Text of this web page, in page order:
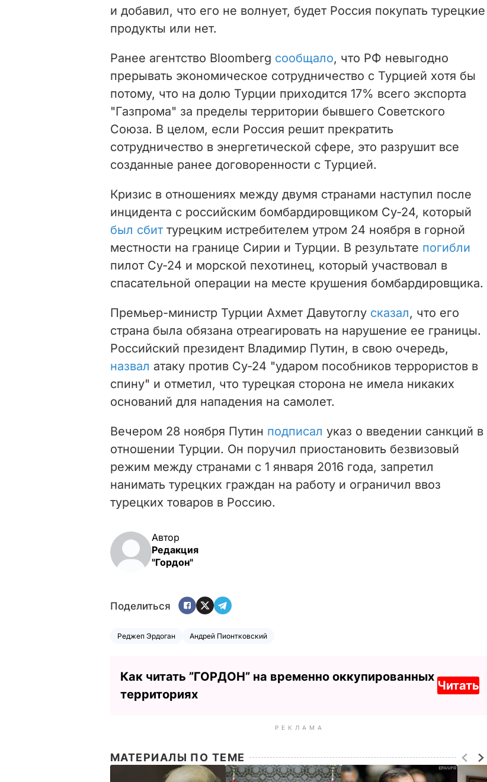
и добавил, что его не волнует, будет Россия покупать турецкие
продукты или нет.
Ранее агентство Bloomberg сообщало, что РФ невыгодно
прерывать экономическое сотрудничество с Турцией хотя бы
потому, что на долю Турции приходится 17% всего экспорта
"Газпрома" за пределы территории бывшего Советского
Союза. В целом, если Россия решит прекратить
сотрудничество в энергетической сфере, это разрушит все
созданные ранее договоренности с Турцией.
Кризис в отношениях между двумя странами наступил после
инцидента с российским бомбардировщиком Су-24, который
был сбиттурецким истребителем утром 24 ноября в горной
местности на границе Сирии и Турции. В результате погибли
пилот Су-24 и морской пехотинец, который участвовал в
спасательной операции на месте крушения бомбардировщика.
Премьер-министр Турции Ахмет Давутоглу сказал, что его
страна была обязана отреагировать на нарушение ее границы.
Российский президент Владимир Путин, в свою очередь,
назвал атаку против Су-24 "ударом пособников террористов в
спину" и отметил, что турецкая сторона не имела никаких
оснований для нападения на самолет.
Вечером 28 ноября Путин подписал указ о введении санкций в
отношении Турции. Он поручил приостановить безвизовый
режим между странами с 1 января 2016 года, запретил
нанимать турецких граждан на работу и ограничил ввоз
турецких товаров в Россию.
Автор
Редакция
"Гордон"
Поделиться
Реджеп Эрдоган Андрей Пионтковский
Как читать ”ГОРДОН” на временно оккупированных
территориях
Читать
РЕКЛАМА
МАТЕРИАЛЫ ПО ТЕМЕ